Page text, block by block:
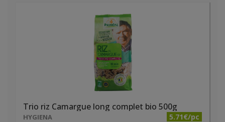
Trio riz Camargue long complet bio 500g
HYGIENA 5.71€/pc